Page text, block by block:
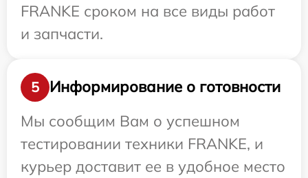
FRANKE сроком на все виды работ
и запчасти.
5
Информирование о готовности
Мы сообщим Вам о успешном
тестировании техники FRANKE, и
курьер доставит ее в удобное место